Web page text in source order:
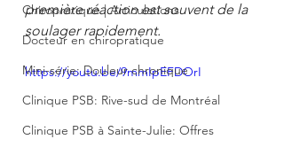
Chiropratique | Articulations
Docteur en chiropratique
Mini-série: Douleur chronique
Clinique PSB: Rive-sud de Montréal
Clinique PSB à Sainte-Julie: Offres
première réaction est souvent de la
soulager rapidement.
https://youtu.be/9mmIpEFDOrI